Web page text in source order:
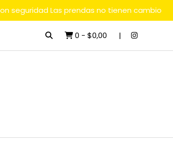
seguridad Las prendas no tienen cambio
0 - $0,00